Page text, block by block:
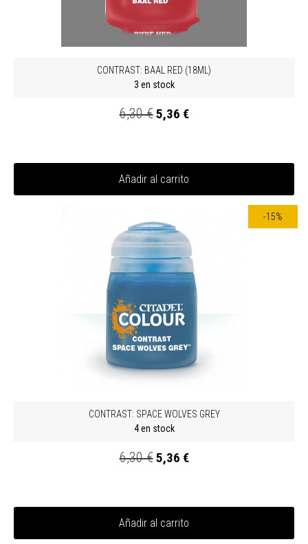
CONTRAST: BAAL RED (18ML)
3 en stock
6,30 €5,36 €
Añadir al carrito
-15%
CONTRAST: SPACE WOLVES GREY
4 en stock
6,30 €5,36 €
Añadir al carrito